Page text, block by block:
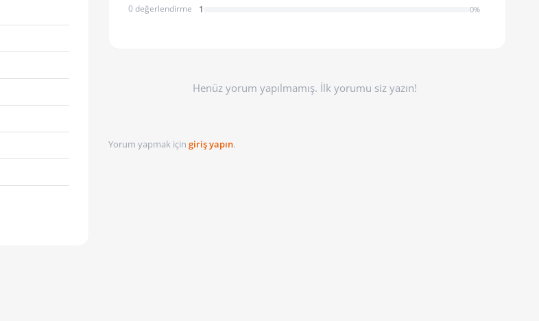
0 değerlendirme 1 0%
Henüz yorum yapılmamış. İlk yorumu siz yazın!
Yorum yapmak için giriş yapın.